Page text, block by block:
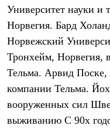
Чуни
Уход за обувью
Аксессуары
Головные уборы
Шапки
Балаклавы и маски
Кепки и бейсболки
Повязки
Шарфы
Панамы
Перчатки и рукавицы
Университет науки и
Норвегия. Бард
Норвежский
Тронхейм, Норвегия,
Тельма. Арвид
компании Тельма.
вооруженных сил
выживанию С 90х